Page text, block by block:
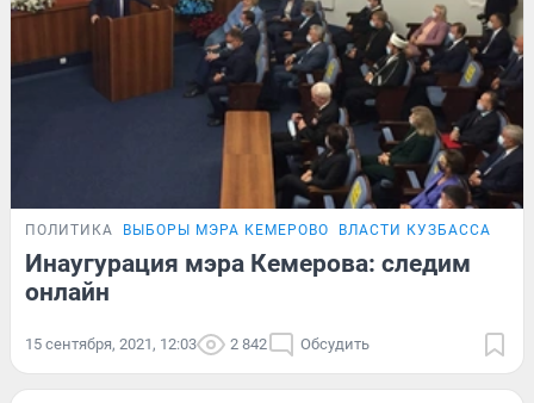
ПОЛИТИКА ВЫБОРЫ МЭРА КЕМЕРОВО ВЛАСТИ КУЗБАССА
Инаугурация мэра Кемерова: следим
онлайн
15 сентября, 2021, 12:03 2 842 Обсудить